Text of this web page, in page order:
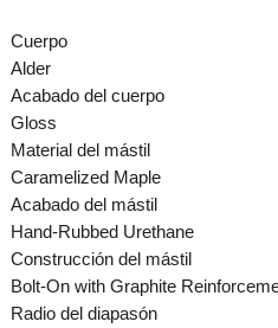
Cuerpo
Alder
Acabado del cuerpo
Gloss
Material del mástil
Caramelized Maple
Acabado del mástil
Hand-Rubbed Urethane
Construcción del mástil
Bolt-On with Graphite
Radio del diapasón